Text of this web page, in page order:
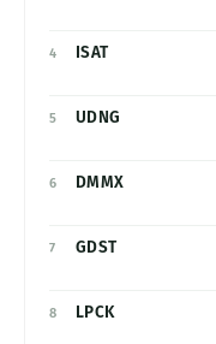
4 ISAT
5 UDNG
6 DMMX
7 GDST
8 LPCK